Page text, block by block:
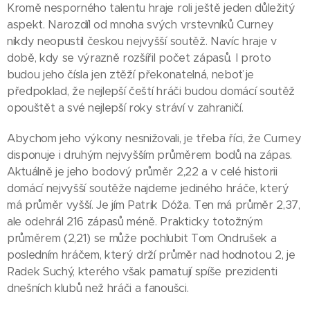
Kromě nesporného talentu hraje roli ještě jeden důležitý
aspekt. Narozdíl od mnoha svých vrstevníků Curney
nikdy neopustil českou nejvyšší soutěž. Navíc hraje v
době, kdy se výrazně rozšířil počet zápasů. I proto
budou jeho čísla jen ztěží překonatelná, neboť je
předpoklad, že nejlepší čeští hráči budou domácí soutěž
opouštět a své nejlepší roky stráví v zahraničí.
Abychom jeho výkony nesnižovali, je třeba říci, že Curney
disponuje i druhým nejvyšším průměrem bodů na zápas.
Aktuálně je jeho bodový průměr 2,22 a v celé historii
domácí nejvyšší soutěže najdeme jediného hráče, který
má průměr vyšší. Je jím Patrik Dóža. Ten má průměr 2,37,
ale odehrál 216 zápasů méně. Prakticky totožným
průměrem (2,21) se může pochlubit Tom Ondrušek a
posledním hráčem, který drží průměr nad hodnotou 2, je
Radek Suchý, kterého však pamatují spíše prezidenti
dnešních klubů než hráči a fanoušci.